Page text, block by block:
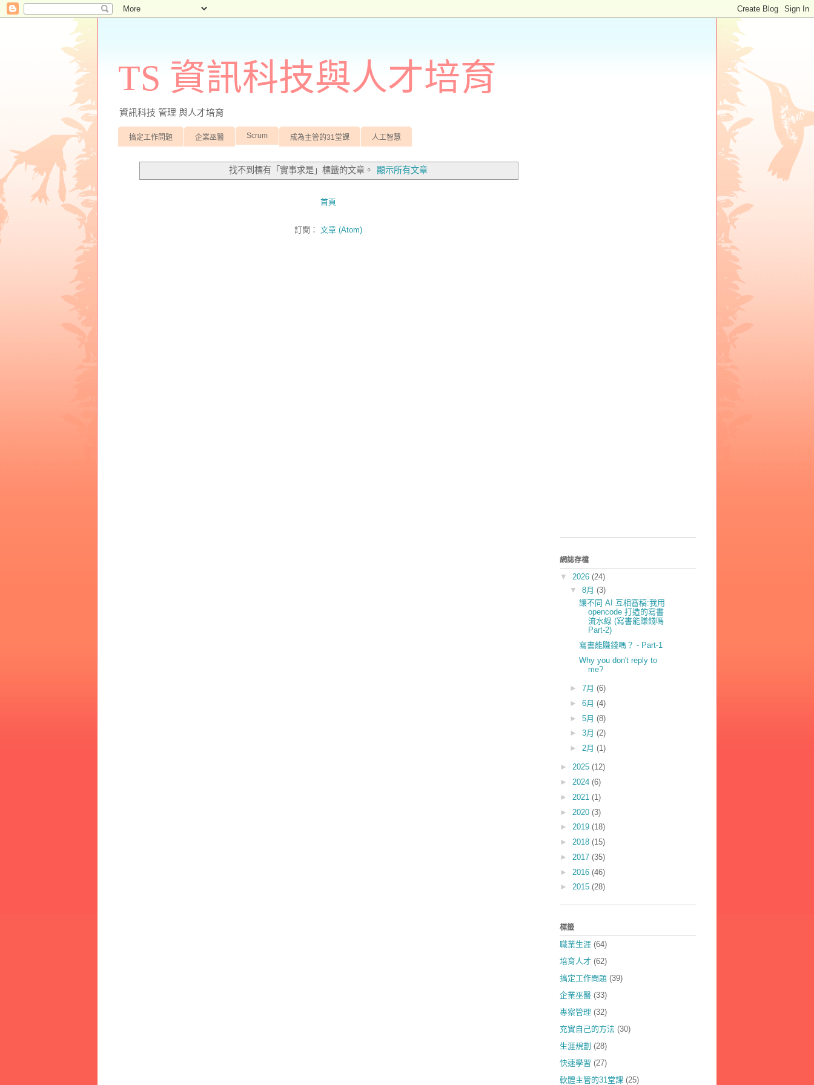
TS 資訊科技與人才培育
資訊科技 管理 與人才培育
搞定工作問題 企業巫醫 Scrum 成為主管的31堂課 人工智慧
找不到標有「實事求是」標籤的文章。 顯示所有文章
首頁
訂閱： 文章 (Atom)
網誌存檔
▼ 2026 (24)
▼ 8月 (3)
讓不同 AI 互相審稿:我用
opencode 打造的寫書
流水線 (寫書能賺錢嗎
Part-2)
寫書能賺錢嗎？ - Part-1
Why you don't reply to
me?
► 7月 (6)
► 6月 (4)
► 5月 (8)
► 3月 (2)
► 2月 (1)
► 2025 (12)
► 2024 (6)
► 2021 (1)
► 2020 (3)
► 2019 (18)
► 2018 (15)
► 2017 (35)
► 2016 (46)
► 2015 (28)
標籤
職業生涯 (64)
培育人才 (62)
搞定工作問題 (39)
企業巫醫 (33)
專案管理 (32)
充實自己的方法 (30)
生涯規劃 (28)
快速學習 (27)
軟體主管的31堂課 (25)